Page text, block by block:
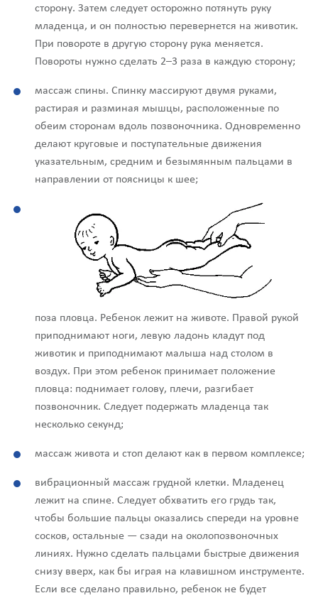
сторону. Затем следует осторожно потянуть руку
младенца, и он полностью перевернется на животик.
При повороте в другую сторону рука меняется.
Повороты нужно сделать 2–3 раза в каждую сторону;
массаж спины. Спинку массируют двумя руками,
растирая и разминая мышцы, расположенные по
обеим сторонам вдоль позвоночника. Одновременно
делают круговые и поступательные движения
указательным, средним и безымянным пальцами в
направлении от поясницы к шее;
поза пловца. Ребенок лежит на животе. Правой рукой
приподнимают ноги, левую ладонь кладут под
животик и приподнимают малыша над столом в
воздух. При этом ребенок принимает положение
пловца: поднимает голову, плечи, разгибает
позвоночник. Следует подержать младенца так
несколько секунд;
массаж живота и стоп делают как в первом комплексе;
вибрационный массаж грудной клетки. Младенец
лежит на спине. Следует обхватить его грудь так,
чтобы большие пальцы оказались спереди на уровне
сосков, остальные — сзади на околопозвоночных
линиях. Нужно сделать пальцами быстрые движения
снизу вверх, как бы играя на клавишном инструменте.
Если все сделано правильно, ребенок не будет